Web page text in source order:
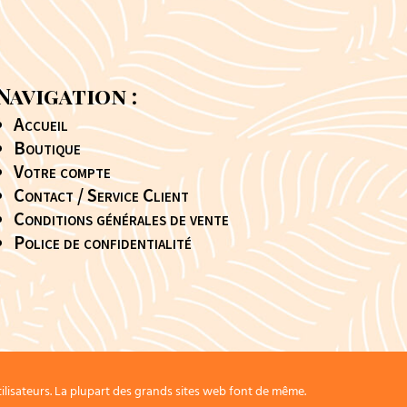
:
Accueil
Boutique
Votre compte
Contact / Service Client
Conditions générales de vente
Police de confidentialité
La plupart des grands sites web font de même.